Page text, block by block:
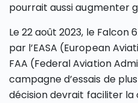
pourrait aussi augmenter
Le 22 août 2023, le Falcon
par l’EASA (European
FAA (Federal Aviation
campagne d’essais de
décision devrait faciliter